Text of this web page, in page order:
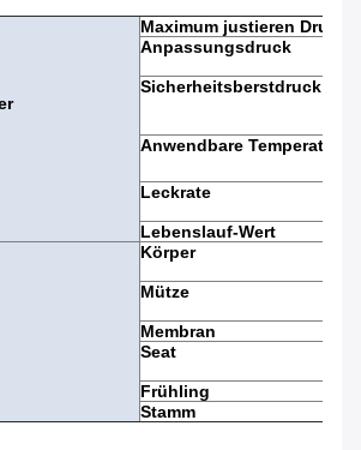
Maximum justieren Druck
Anpassungsdruck
Sicherheitsberstdruck
Anwendbare Temperatur
Leckrate
Lebenslauf-Wert
Körper
Mütze
Membran
Seat
Frühling
Stamm